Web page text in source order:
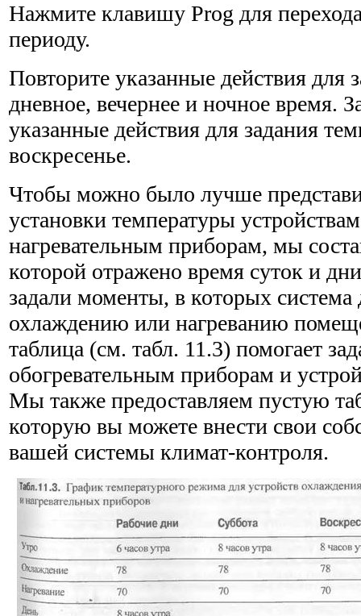
Нажмите клавишу Prog для
периоду.
Повторите указанные действия для
дневное, вечернее и ночное время.
указанные действия для задания
воскресенье.
Чтобы можно было лучше
установки температуры
нагревательным приборам, мы
которой отражено время суток и
задали моменты, в которых система
охлаждению или нагреванию
таблица (см. табл. 11.3) помогает
обогревательным приборам и
Мы также предоставляем пустую
которую вы можете внести свои
вашей сис­темы климат-контроля.